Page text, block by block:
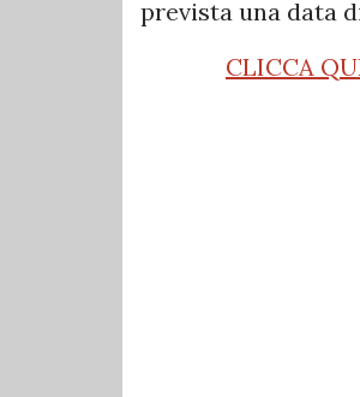
prevista una data
CLICCA